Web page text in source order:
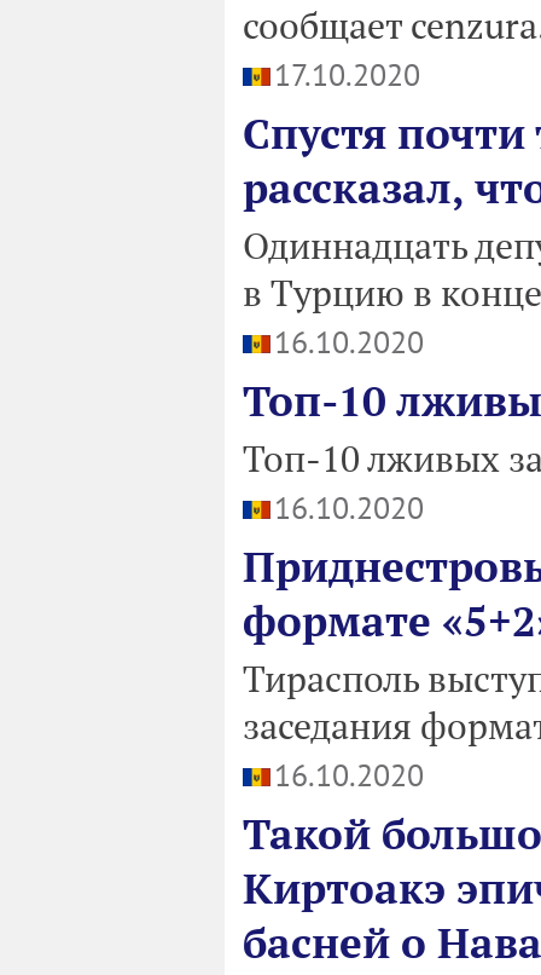
сообщает
17.10.2020
Спустя
рассказал,
Одиннадцать
в Турцию в конце
16.10.2020
Топ-10
Топ-10 лживых
16.10.2020
формате
Тирасполь
заседания
16.10.2020
Такой
Киртоакэ
басней о